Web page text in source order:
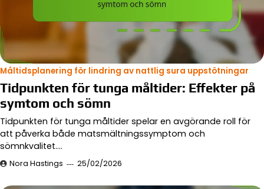
Måltidsplanering för lindring av nattlig sura uppstötningar
Tidpunkten för tunga måltider: Effekter på
symtom och sömn
Tidpunkten för tunga måltider spelar en avgörande roll för
att påverka både matsmältningssymptom och
sömnkvalitet.…
Nora Hastings 25/02/2026